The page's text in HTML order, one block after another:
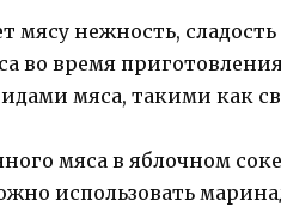
мясу нежность,
во время
мяса, такими как
мяса в яблочном
использовать